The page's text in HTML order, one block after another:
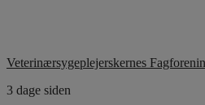
Veterinærsygeplejerskernes
3 dage siden